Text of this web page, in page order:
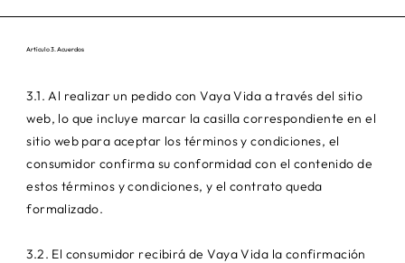
Artículo 3. Acuerdos
3.1. Al realizar un pedido con Vaya Vida a través del sitio
web, lo que incluye marcar la casilla correspondiente en el
sitio web para aceptar los términos y condiciones, el
consumidor confirma su conformidad con el contenido de
estos términos y condiciones, y el contrato queda
formalizado.
3.2. El consumidor recibirá de Vaya Vida la confirmación